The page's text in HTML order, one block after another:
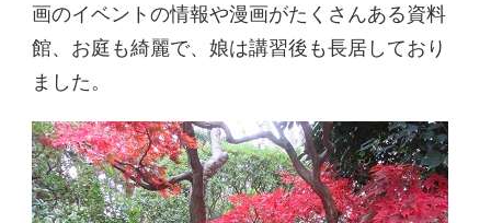
画のイベントの情報や漫画がたくさんある資料
館、お庭も綺麗で、娘は講習後も長居しており
ました。